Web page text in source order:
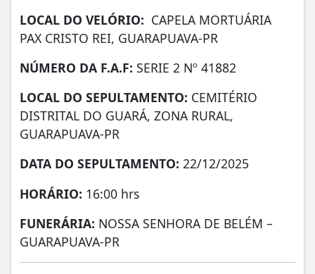
LOCAL DO VELÓRIO: CAPELA MORTUÁRIA
PAX CRISTO REI, GUARAPUAVA-PR
NÚMERO DA F.A.F: SERIE 2 Nº 41882
LOCAL DO SEPULTAMENTO: CEMITÉRIO
DISTRITAL DO GUARÁ, ZONA RURAL,
GUARAPUAVA-PR
DATA DO SEPULTAMENTO: 22/12/2025
HORÁRIO: 16:00 hrs
FUNERÁRIA: NOSSA SENHORA DE BELÉM –
GUARAPUAVA-PR